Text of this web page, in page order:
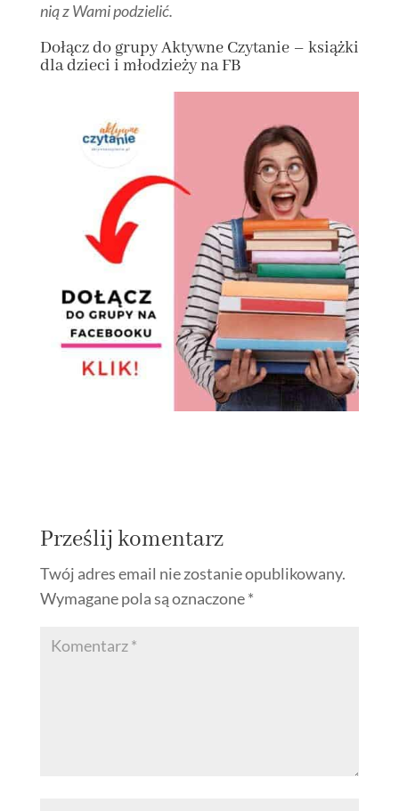
nią z Wami podzielić.
Dołączdo grupyAktywne Czytanie – książki
dla dzieci i młodzieży na FB
Prześlij komentarz
Twój adres email nie zostanie opublikowany.
Wymagane pola są oznaczone*